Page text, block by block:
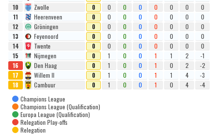
10
Zwolle 0 0 0 0 0 0 0
0
11
Heerenveen 0 0 0 0 0 0 0
0
12
Gröningen 0 0 0 0 0 0 0
0
13
Feyenoord 0 0 0 0 0 0 0
0
14
Twente 0 0 0 0 0 0 0
0
15
Nijmegen 0 1 0 0 1 1 2
-1
16
Den Haag 0 1 0 0 1 0 2
-2
17
Willem II 0 1 0 0 1 1 4
-3
18
Cambuur 0 1 0 0 1 0 4
-4
Champions League
Champions League (Qualification)
Europa League (Qualification)
Relegation Play-offs
Relegation